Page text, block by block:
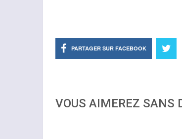
PARTAGER SUR FACEBOOK
VOUS AIMEREZ SANS